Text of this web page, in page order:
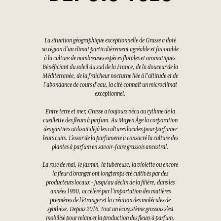
La situation géographique exceptionnelle de Grasse a doté
sa région d'un climat particulièrement agréable et favorable
à la culture de nombreuses espèces florales et aromatiques.
Bénéficiant du soleil du sud de la France, de la douceur de la
Méditerranée, de la fraîcheur nocturne liée à l'altitude et de
l'abondance de cours d'eau, la cité connaît un microclimat
exceptionnel.
Entre terre et mer, Grasse a toujours vécu au rythme de la
cueillette des fleurs à parfum. Au Moyen Âge la corporation
des gantiers utilisait déjà les cultures locales pour parfumer
leurs cuirs. L’essor de la parfumerie a consacré la culture des
plantes à parfum en savoir-faire grassois ancestral.
La rose de mai, le jasmin, la tubéreuse, la violette ou encore
la fleur d’oranger ont longtemps été cultivés par des
producteurs locaux - jusqu’au déclin de la filière, dans les
années 1950, accéléré par l’importation des matières
premières de l’étranger et la création des molécules de
synthèse. Depuis 2016, tout un écosystème grassois s’est
mobilisé pour relancer la production des fleurs à parfum.